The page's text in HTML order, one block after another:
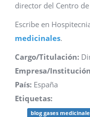
director del Centro
Escribe en
medicinales.
Cargo/Titulación:
Empresa/
País: España
Etiquetas:
blog gases